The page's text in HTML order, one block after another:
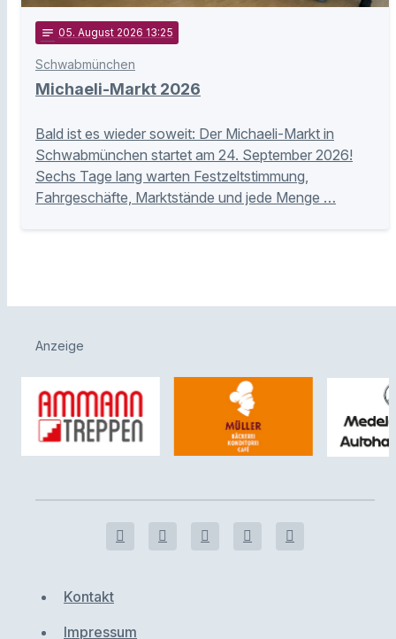
notes 05. August 2026 13:25
Schwabmünchen
Michaeli-Markt 2026
Bald ist es wieder soweit: Der Michaeli-Markt in
Schwabmünchen startet am 24. September 2026!
Sechs Tage lang warten Festzeltstimmung,
Fahrgeschäfte, Marktstände und jede Menge …
Anzeige
Kontakt
Impressum